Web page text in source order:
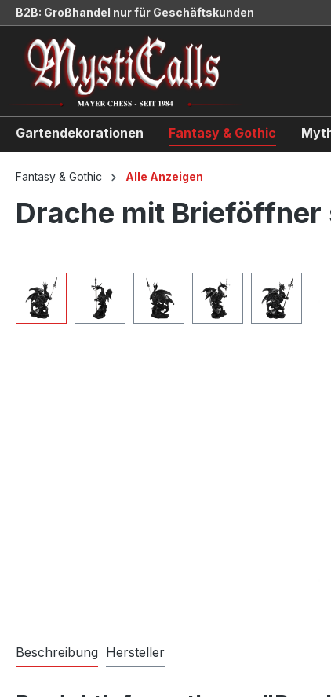
Zur Hauptnavigation springen
B2B: Großhandel nur für Geschäftskunden
Gartendekorationen Fantasy & Gothic
Fantasy & Gothic Alle Anzeigen
Drache mit Brieföffner
Bildergalerie überspringen
Beschreibung Hersteller